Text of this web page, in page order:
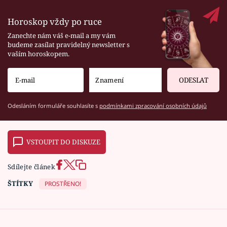
Horoskop vždy po ruce
Zanechte nám váš e-mail a my vám
budeme zasílat pravidelný newsletter s
vaším horoskopem.
ODESLAT
Odesláním formuláře souhlasíte s podmínkami zpracování osobních údajů
VSTOUPIT DO DISKUZE
Sdílejte článek
ŠTÍTKY
PROSTŘENO!